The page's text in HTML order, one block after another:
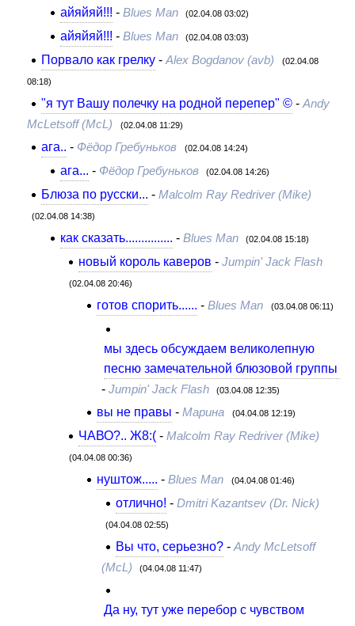
айяйяй!!! - Blues Man (02.04.08 03:02)
айяйяй!!! - Blues Man (02.04.08 03:03)
Порвало как грелку -Alex Bogdanov (avb) (02.04.08
08:18)
"я тут Вашу полечку на родной перепер" © -Andy
McLetsoff (McL)
(02.04.08 11:29)
ага.. - Фёдор Гребуньков (02.04.08 14:24)
ага... - Фёдор Гребуньков (02.04.08 14:26)
Блюза по русски... -Malcolm Ray Redriver (Mike)
(02.04.08 14:38)
как сказать............... - Blues Man (02.04.08 15:18)
новый король каверов - Jumpin' Jack Flash
(02.04.08 20:46)
готов спорить...... -Blues Man (03.04.08 06:11)
мы здесь обсуждаем великолепную
песню замечательной блюзовой группы
- Jumpin' Jack Flash (03.04.08 12:35)
вы не правы -Марина (04.04.08 12:19)
ЧАВО?.. Ж8:(- Malcolm Ray Redriver (Mike)
(04.04.08 00:36)
нуштож..... -Blues Man (04.04.08 01:46)
отлично! - Dmitri Kazantsev (Dr. Nick)
(04.04.08 02:55)
Вы что, серьезно?- Andy McLetsoff
(McL)
(04.04.08 11:47)
Да ну, тут уже перебор с чувством